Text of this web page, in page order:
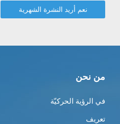
من نحن
في الرؤية الحركيّة
تعريف